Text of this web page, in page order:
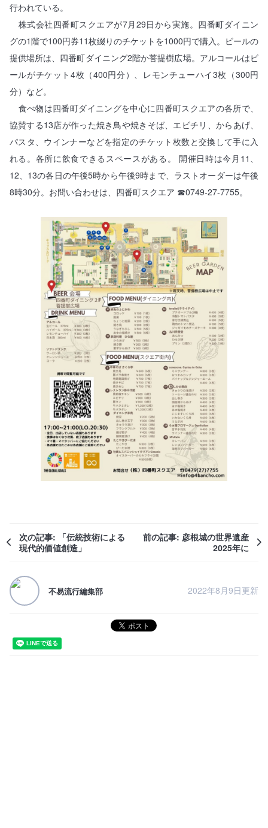
行われている。
株式会社四番町スクエアが7月29日から実施。四番町ダイニン
グの1階で100円券11枚綴りのチケットを1000円で購入。ビールの
提供場所は、四番町ダイニング2階か菩提樹広場。アルコールはビ
ールがチケット4枚（400円分）、レモンチューハイ3枚（300円
分）など。
食べ物は四番町ダイニングを中心に四番町スクエアの各所で、
協賛する13店が作った焼き鳥や焼きそば、エビチリ、からあげ、
パスタ、ウインナーなどを指定のチケット枚数と交換して手に入
れる。各所に飲食できるスペースがある。 開催日時は今月11、
12、13の各日の午後5時から午後9時まで、ラストオーダーは午後
8時30分。お問い合わせは、四番町スクエア ☎0749-27-7755。
次の記事: 「伝統技術による
現代的価値創造」
前の記事: 彦根城の世界遺産
2025年に
不易流行編集部 2022年8月9日更新